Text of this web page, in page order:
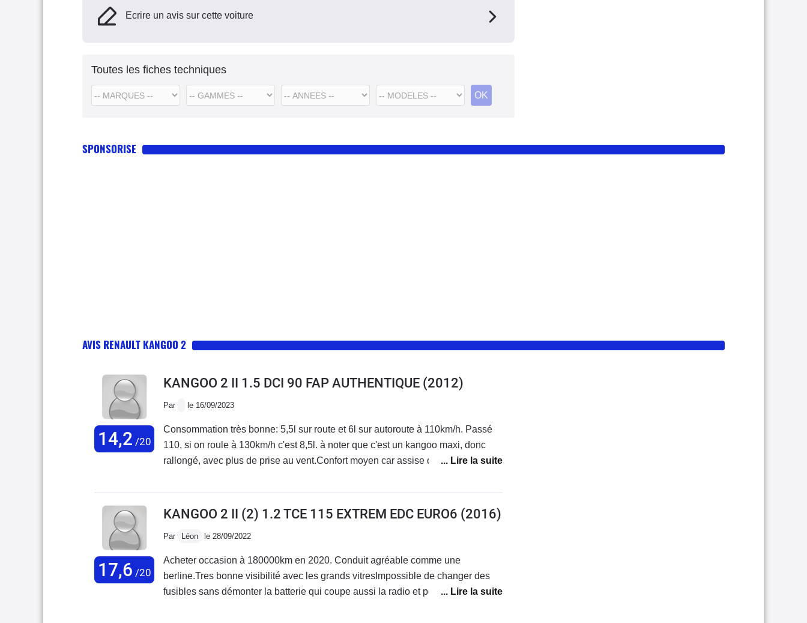
Ecrire un avis sur cette voiture
Toutes les fiches techniques
SPONSORISE
AVIS RENAULT KANGOO 2
14,2 /20
KANGOO 2 II 1.5 DCI 90 FAP AUTHENTIQUE (2012)
Par le 16/09/2023
Consommation très bonne: 5,5l sur route et 6l sur autoroute à 110km/h. Passé
110, si on roule à 130km/h c'est 8,5l. à noter que c'est un kangoo maxi, donc
rallongé, avec plus de prise au vent.Confort moyen car assise des sièges avant
n'est pas sa vocation, aucun confort de la banquette arrière mais encore une
fois c'est un rallongé fourgonnette 5 places donc places arrières en
dépannage.Phares avant plastiques donc usure du plexiglas réduisant la vision
de nuit au bout de quelques années. Très grande capacité de chargement une
fois la banquette arrière repliée en 3 secondes, un bonus.Moteur 1,5 DCI solide,
bien que....( voir plus loin).Possédé depuis 10 ans, acheté à 2000 kms, fait 265
000 avec.Satisfaction globale pour ce kilométrage, ce modèle de Renault est
17,6 /20
KANGOO 2 II (2) 1.2 TCE 115 EXTREM EDC EURO6 (2016)
Par Léon le 28/09/2022
Acheter occasion à 180000km en 2020. Conduit agréable comme une
berline.Tres bonne visibilité avec les grands vitresImpossible de changer des
fusibles sans démonter la batterie qui coupe aussi la radio et perdre le code